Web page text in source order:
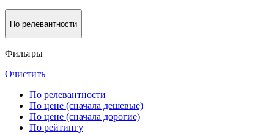
По релевантности
Фильтры
Очистить
По релевантности
По цене (сначала дешевые)
По цене (сначала дорогие)
По рейтингу